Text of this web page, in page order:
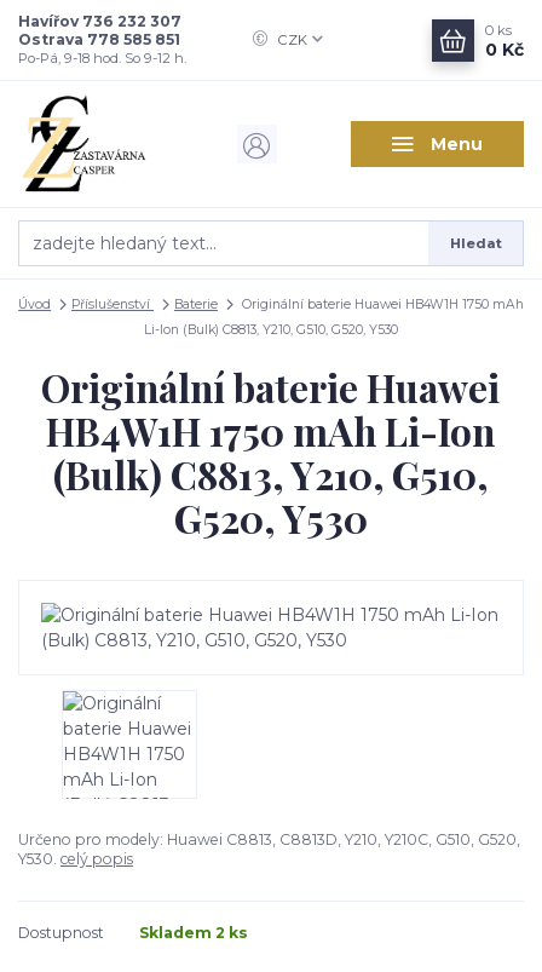
Menu
CZK
Hledat
Havířov 736 232 307
Ostrava 778 585 851
Po-Pá, 9-18 hod. So 9-12 h.
0 ks
0 Kč
Úvod Příslušenství Baterie
Originální baterie Huawei HB4W1H 1750 mAh
Li-Ion (Bulk) C8813, Y210, G510, G520, Y530
Originální baterie Huawei
HB4W1H 1750 mAh Li-Ion
(Bulk) C8813, Y210, G510,
G520, Y530
Určeno pro modely: Huawei C8813, C8813D, Y210, Y210C, G510, G520,
Y530. celý popis
Dostupnost Skladem 2 ks